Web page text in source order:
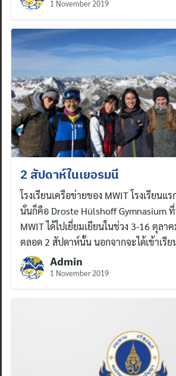
Search
1 November 2019
2 สัปดาห์ในเยอรมนี
โรงเรียนเครือข่ายของ MWIT โรงเรียน
นั่นก็คือ Droste Hülshoff Gymnasium
MWIT ได้ไปเยี่ยมเยียนในช่วง 3-16 ตุล
ตลอด 2 สัปดาห์นั้น นอกจากจะได้เข้าเรีย
Admin
1 November 2019